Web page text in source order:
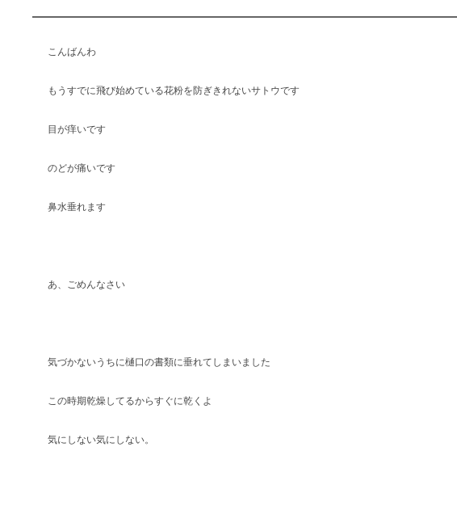
こんばんわ
もうすでに飛び始めている花粉を防ぎきれないサトウです
目が痒いです
のどが痛いです
鼻水垂れます
あ、ごめんなさい
気づかないうちに樋口の書類に垂れてしまいました
この時期乾燥してるからすぐに乾くよ
気にしない気にしない。